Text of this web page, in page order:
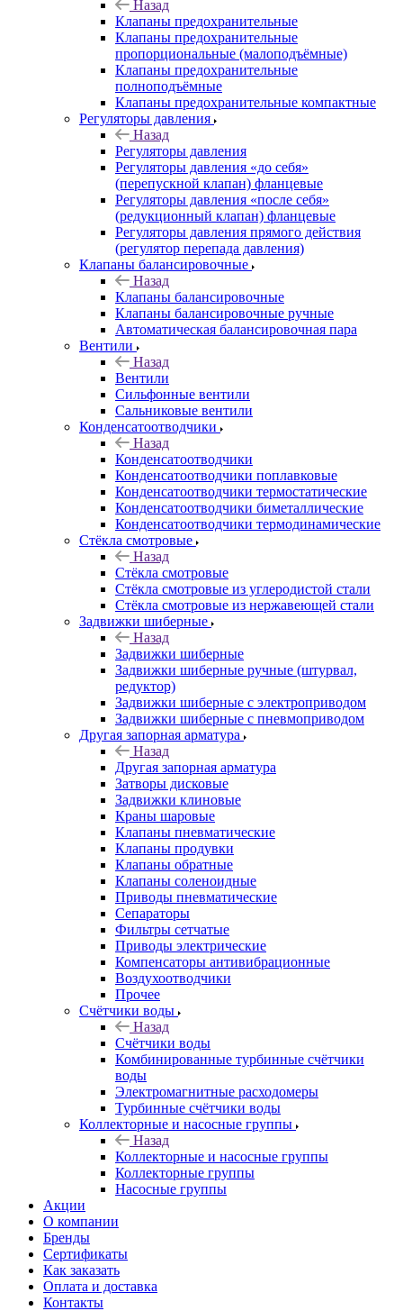
Назад
Клапаны предохранительные
Клапаны предохранительные
пропорциональные (малоподъёмные)
Клапаны предохранительные
полноподъёмные
Клапаны предохранительные компактные
Регуляторы давления
Назад
Регуляторы давления
Регуляторы давления «до себя»
(перепускной клапан) фланцевые
Регуляторы давления «после себя»
(редукционный клапан) фланцевые
Регуляторы давления прямого действия
(регулятор перепада давления)
Клапаны балансировочные
Назад
Клапаны балансировочные
Клапаны балансировочные ручные
Автоматическая балансировочная пара
Вентили
Назад
Вентили
Сильфонные вентили
Сальниковые вентили
Конденсатоотводчики
Назад
Конденсатоотводчики
Конденсатоотводчики поплавковые
Конденсатоотводчики термостатические
Конденсатоотводчики биметаллические
Конденсатоотводчики термодинамические
Стёкла смотровые
Назад
Стёкла смотровые
Стёкла смотровые из углеродистой стали
Стёкла смотровые из нержавеющей стали
Задвижки шиберные
Назад
Задвижки шиберные
Задвижки шиберные ручные (штурвал,
редуктор)
Задвижки шиберные с электроприводом
Задвижки шиберные с пневмоприводом
Другая запорная арматура
Назад
Другая запорная арматура
Затворы дисковые
Задвижки клиновые
Краны шаровые
Клапаны пневматические
Клапаны продувки
Клапаны обратные
Клапаны соленоидные
Приводы пневматические
Сепараторы
Фильтры сетчатые
Приводы электрические
Компенсаторы антивибрационные
Воздухоотводчики
Прочее
Счётчики воды
Назад
Счётчики воды
Комбинированные турбинные счётчики
воды
Электромагнитные расходомеры
Турбинные счётчики воды
Коллекторные и насосные группы
Назад
Коллекторные и насосные группы
Коллекторные группы
Насосные группы
Акции
О компании
Бренды
Сертификаты
Как заказать
Оплата и доставка
Контакты